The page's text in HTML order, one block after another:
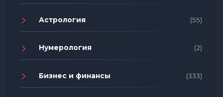
Астрология (55)
Нумерология (2)
Бизнес и финансы (333)